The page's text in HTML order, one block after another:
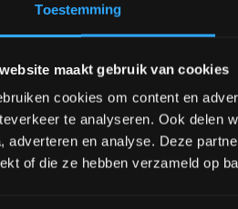
Toestemming
maakt gebruik van cookies
cookies om content en
te analyseren. Ook delen
adverteren en analyse. Deze
of die ze hebben verzameld op
Power Rack helemaal
Platform for Power Rack!
te vormen in elke super
Crossmaxx® Power Rack is
enhoeft niet aan de grond